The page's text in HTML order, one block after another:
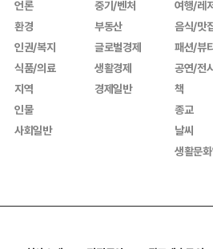
언론
환경
인권/복지
식품/의료
지역
인물
사회일반
중기/벤처
부동산
글로벌경제
생활경제
경제일반
여행/레
음식/맛
패션/뷰
공연/전
책
종교
날씨
생활문